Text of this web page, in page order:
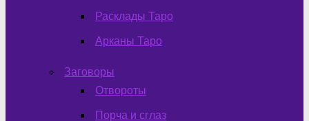
Расклады Таро
Арканы Таро
Заговоры
Отвороты
Порча и сглаз